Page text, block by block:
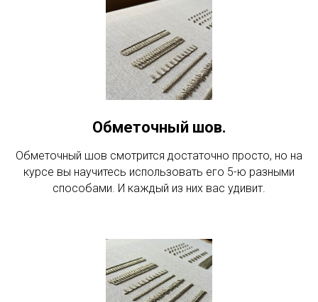
Обметочный шов.
Обметочный шов смотрится достаточно просто, но на
курсе вы научитесь использовать его 5-ю разными
способами. И каждый из них вас удивит.